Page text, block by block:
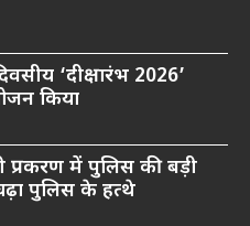
‘दीक्षारंभ 2026’
किया
प्रकरण में पुलिस की बड़ी
पुलिस के हत्थे